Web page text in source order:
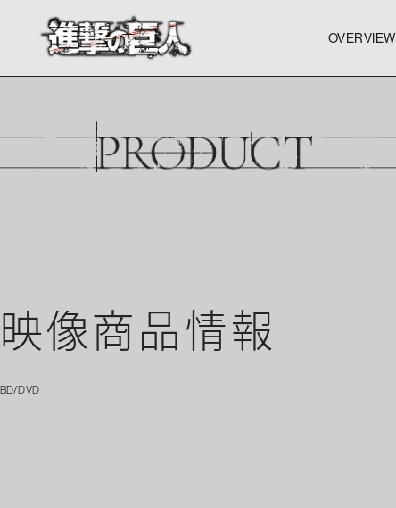
OVERVIEW
映像商品情報
BD/DVD